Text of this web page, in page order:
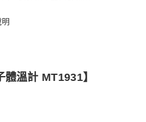
溫計 MT1931】